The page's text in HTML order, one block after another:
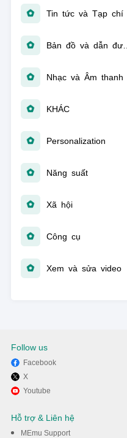
Tin tức và Tạp chí
Bản đồ và dẫn đường
Nhạc và Âm thanh
KHÁC
Personalization
Năng suất
Xã hội
Công cụ
Xem và sửa video
Follow us
Facebook
X
Youtube
Hỗ trợ & Liên hệ
MEmu Support